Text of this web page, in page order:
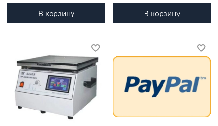
В корзину В корзину